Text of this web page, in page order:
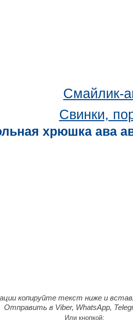
Смайлик-
Свинки,
хрюшка ава
копируйте текст ниже и
Отправить в Viber, WhatsApp,
Или кнопкой: